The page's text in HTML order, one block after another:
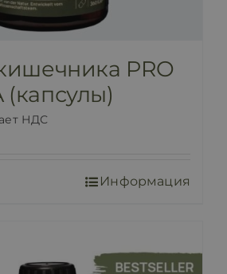
PRO
(капсулы)
НДС
Информация